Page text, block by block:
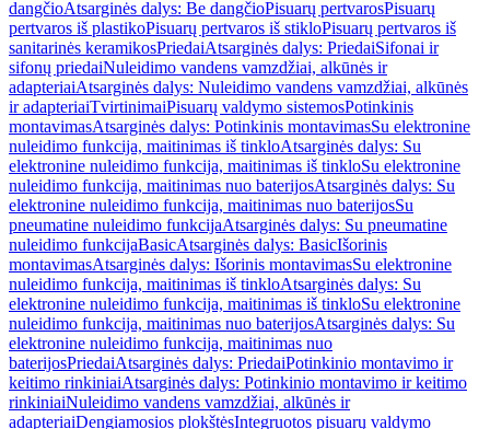
dangčioAtsarginės dalys: Be dangčioPisuarų pertvarosPisuarų
pertvaros iš plastikoPisuarų pertvaros iš stikloPisuarų pertvaros iš
sanitarinės keramikosPriedaiAtsarginės dalys: PriedaiSifonai ir
sifonų priedaiNuleidimo vandens vamzdžiai, alkūnės ir
adapteriaiAtsarginės dalys: Nuleidimo vandens vamzdžiai, alkūnės
ir adapteriaiTvirtinimaiPisuarų valdymo sistemosPotinkinis
montavimasAtsarginės dalys: Potinkinis montavimasSu elektronine
nuleidimo funkcija, maitinimas iš tinkloAtsarginės dalys: Su
elektronine nuleidimo funkcija, maitinimas iš tinkloSu elektronine
nuleidimo funkcija, maitinimas nuo baterijosAtsarginės dalys: Su
elektronine nuleidimo funkcija, maitinimas nuo baterijosSu
pneumatine nuleidimo funkcijaAtsarginės dalys: Su pneumatine
nuleidimo funkcijaBasicAtsarginės dalys: BasicIšorinis
montavimasAtsarginės dalys: Išorinis montavimasSu elektronine
nuleidimo funkcija, maitinimas iš tinkloAtsarginės dalys: Su
elektronine nuleidimo funkcija, maitinimas iš tinkloSu elektronine
nuleidimo funkcija, maitinimas nuo baterijosAtsarginės dalys: Su
elektronine nuleidimo funkcija, maitinimas nuo
baterijosPriedaiAtsarginės dalys: PriedaiPotinkinio montavimo ir
keitimo rinkiniaiAtsarginės dalys: Potinkinio montavimo ir keitimo
rinkiniaiNuleidimo vandens vamzdžiai, alkūnės ir
adapteriaiDengiamosios plokštėsIntegruotos pisuarų valdymo